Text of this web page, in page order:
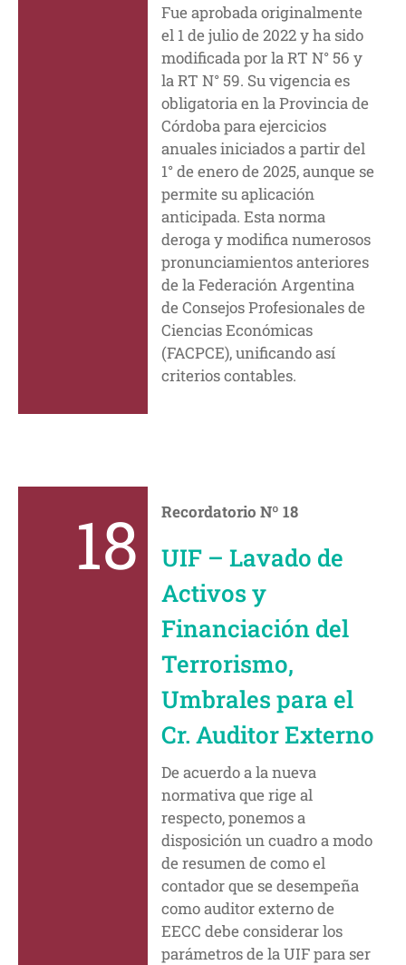
Fue aprobada originalmente
el 1 de julio de 2022 y ha sido
modificada por la RT N° 56 y
la RT N° 59. Su vigencia es
obligatoria en la Provincia de
Córdoba para ejercicios
anuales iniciados a partir del
1° de enero de 2025, aunque se
permite su aplicación
anticipada. Esta norma
deroga y modifica numerosos
pronunciamientos anteriores
de la Federación Argentina
de Consejos Profesionales de
Ciencias Económicas
(FACPCE), unificando así
criterios contables.
18 Recordatorio Nº 18
UIF – Lavado de
Activos y
Financiación del
Terrorismo,
Umbrales para el
Cr. Auditor Externo
De acuerdo a la nueva
normativa que rige al
respecto, ponemos a
disposición un cuadro a modo
de resumen de como el
contador que se desempeña
como auditor externo de
EECC debe considerar los
parámetros de la UIF para ser